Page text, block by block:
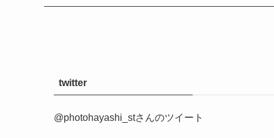
twitter
@photohayashi_stさんのツイート